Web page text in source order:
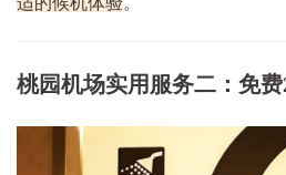
桃园机场实用服务二：免费